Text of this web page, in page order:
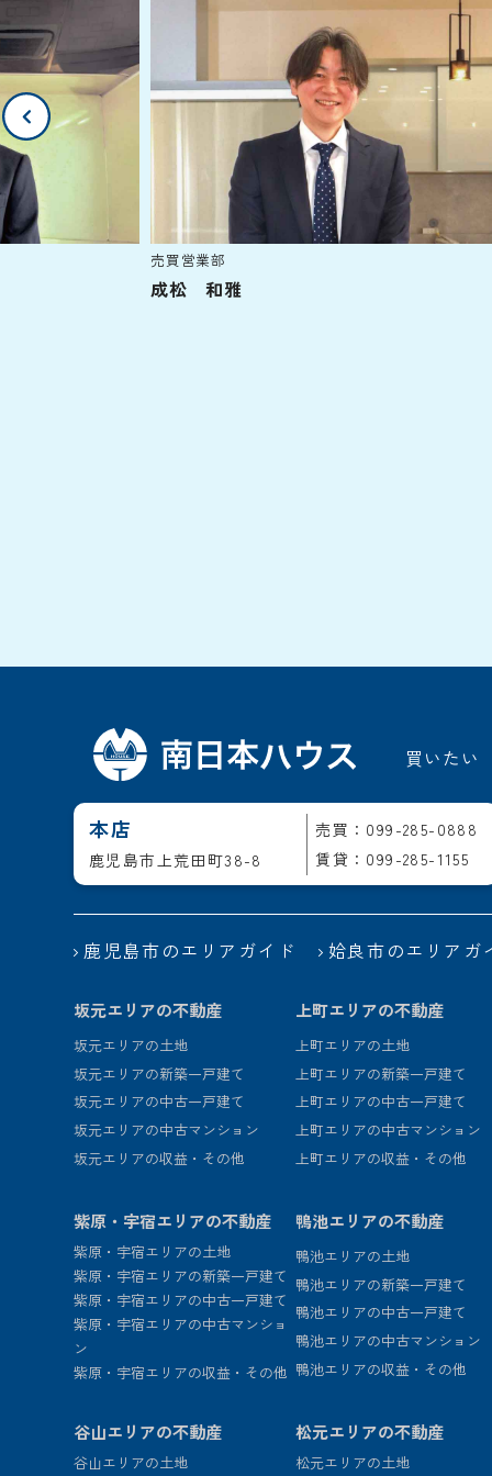
売買営業部
成松 和雅
買いたい
本店
鹿児島市上荒田町38-8
売買：099-285-0888
賃貸：099-285-1155
鹿児島市のエリアガイド 姶良市のエリアガ
坂元エリアの不動産
坂元エリアの土地
坂元エリアの新築一戸建て
坂元エリアの中古一戸建て
坂元エリアの中古マンション
坂元エリアの収益・その他
上町エリアの不動産
上町エリアの土地
上町エリアの新築一戸建て
上町エリアの中古一戸建て
上町エリアの中古マンション
上町エリアの収益・その他
紫原・宇宿エリアの不動産
紫原・宇宿エリアの土地
紫原・宇宿エリアの新築一戸建て
紫原・宇宿エリアの中古一戸建て
紫原・宇宿エリアの中古マンショ
ン
紫原・宇宿エリアの収益・その他
鴨池エリアの不動産
鴨池エリアの土地
鴨池エリアの新築一戸建て
鴨池エリアの中古一戸建て
鴨池エリアの中古マンション
鴨池エリアの収益・その他
谷山エリアの不動産
谷山エリアの土地
松元エリアの不動産
松元エリアの土地